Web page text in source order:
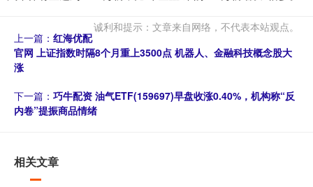
诚利和提示：文章来自网络，不代表本站观点。
上一篇： 红海优配
官网 上证指数时隔8个月重上3500点 机器人、金融科技概念股大
涨
下一篇： 巧牛配资 油气ETF(159697)早盘收涨0.40%，机构称“反
内卷”提振商品情绪
相关文章